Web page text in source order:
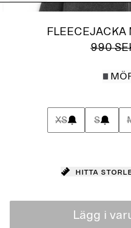
FLEECEJACKA
990
XS S
Hitta
Lägg i